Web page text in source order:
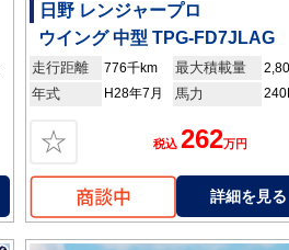
日野 レンジャープロ
ウイング 中型 TPG-FD7JLAG
走行距離 776千km 最大積載量
年式 H28年7月 馬力
☆ 税込 262万円
詳細を見る